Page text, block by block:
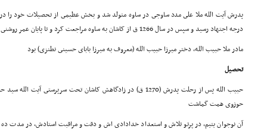
پدرش آیت الله ملا على مدد ساوجى در ساوه متولد شد و بخش عظیمى از تحصیلات خود را
درجه اجتهاد رسید و سپس در سال 1266 ق از کاشان به ساوه مراجعت کرد و تا پایان عمر روشنى بخش مردمان آن دیار گردید
مادر ملا حبیب الله، دختر میرزا حبیب الله (معروف به میرزا باباى حسینى نطنزى) بود
تحصیل
حوزوى همت گماشت
آن نوجوان یتیم، در پرتو تلاش و استعداد خدادادى اش و دقت و مراقبت استادش، در مدت